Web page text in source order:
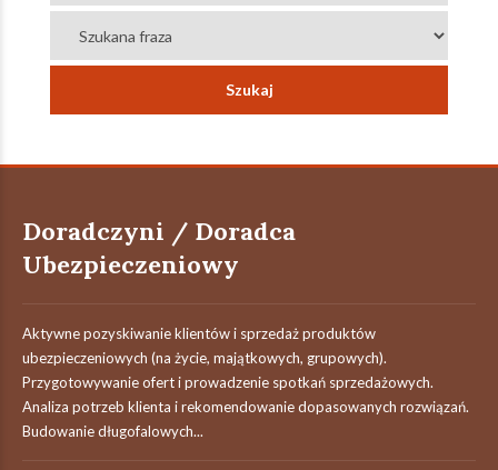
Doradczyni / Doradca
Ubezpieczeniowy
Aktywne pozyskiwanie klientów i sprzedaż produktów
ubezpieczeniowych (na życie, majątkowych, grupowych).
Przygotowywanie ofert i prowadzenie spotkań sprzedażowych.
Analiza potrzeb klienta i rekomendowanie dopasowanych rozwiązań.
Budowanie długofalowych...